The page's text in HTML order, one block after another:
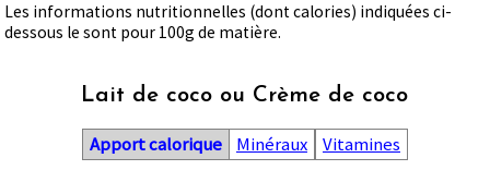
Les informations nutritionnelles (dont calories) indiquées ci-
dessous le sont pour 100g de matière.
Lait de coco ou Crème de coco
Apport calorique Minéraux Vitamines